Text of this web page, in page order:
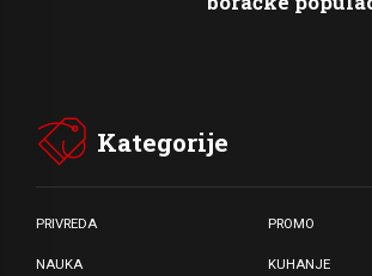
Kategorije
PRIVREDA PROMO
NAUKA KUHANJE